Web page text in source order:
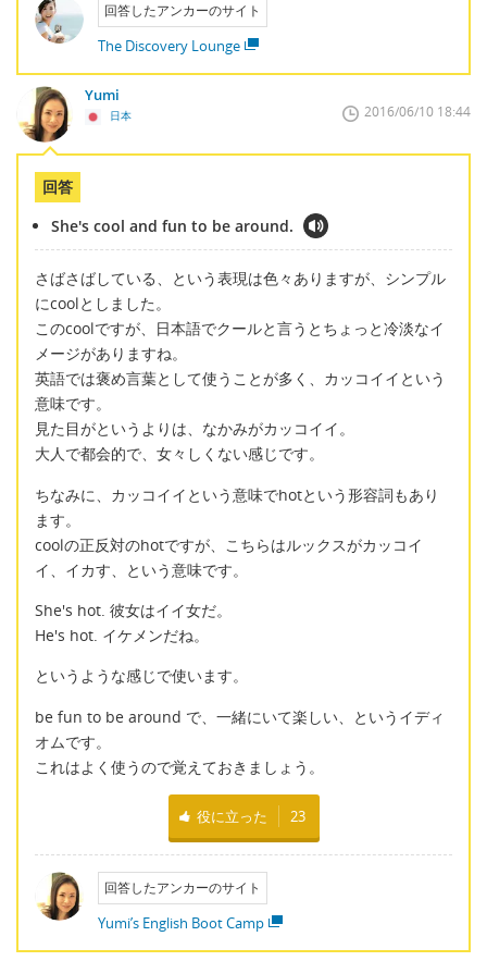
回答したアンカーのサイト
The Discovery Lounge
Yumi
日本 2016/06/10 18:44
回答
She's cool and fun to be around.
さばさばしている、という表現は色々ありますが、シンプル
にcoolとしました。
このcoolですが、日本語でクールと言うとちょっと冷淡なイ
メージがありますね。
英語では褒め言葉として使うことが多く、カッコイイという
意味です。
見た目がというよりは、なかみがカッコイイ。
大人で都会的で、女々しくない感じです。
ちなみに、カッコイイという意味でhotという形容詞もあり
ます。
coolの正反対のhotですが、こちらはルックスがカッコイ
イ、イカす、という意味です。
She's hot. 彼女はイイ女だ。
He's hot. イケメンだね。
というような感じで使います。
be fun to be around で、一緒にいて楽しい、というイディ
オムです。
これはよく使うので覚えておきましょう。
役に立った 23
回答したアンカーのサイト
Yumi’s English Boot Camp